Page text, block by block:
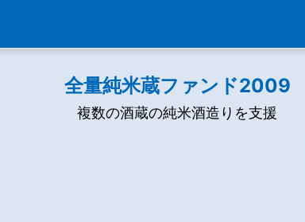
全量純米蔵ファンド2009
複数の酒蔵の純米酒造りを支援